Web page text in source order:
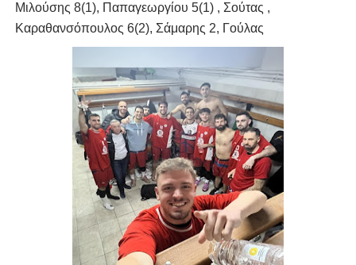
Μιλούσης 8(1), Παπαγεωργίου 5(1) , Σούτας ,
Καραθανσόπουλος 6(2), Σάμαρης 2, Γούλας